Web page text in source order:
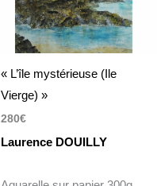
« L’île mystérieuse (Ile
Vierge) »
280€
Laurence DOUILLY